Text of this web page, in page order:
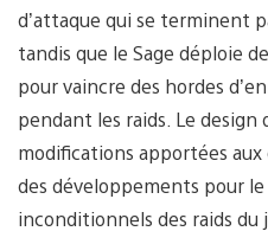
d’attaque qui se terminent
tandis que le Sage déploie
pour vaincre des hordes
pendant les raids. Le design
modifications apportées
des développements pour
inconditionnels des raids du